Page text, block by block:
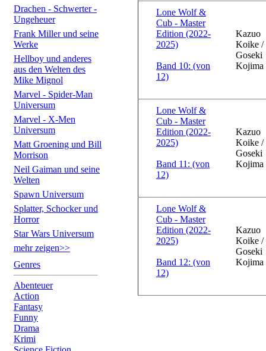
Drachen - Schwerter -
Ungeheuer
Frank Miller und seine
Werke
Hellboy und anderes
aus den Welten des
Mike Mignol
Marvel - Spider-Man
Universum
Marvel - X-Men
Universum
Matt Groening und Bill
Morrison
Neil Gaiman und seine
Welten
Spawn Universum
Splatter, Schocker und
Horror
Star Wars Universum
mehr zeigen>>
Genres
Abenteuer
Action
Fantasy
Funny
Drama
Krimi
Lone Wolf &
Cub - Master
Edition (2022-
2025)
Band 10: (von
12)
Kazuo
Koike /
Goseki
Kojima
Lone Wolf &
Cub - Master
Edition (2022-
2025)
Band 11: (von
12)
Kazuo
Koike /
Goseki
Kojima
Lone Wolf &
Cub - Master
Edition (2022-
2025)
Band 12: (von
12)
Kazuo
Koike /
Goseki
Kojima